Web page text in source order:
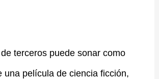
terceros puede sonar como
una película de ciencia ficción,